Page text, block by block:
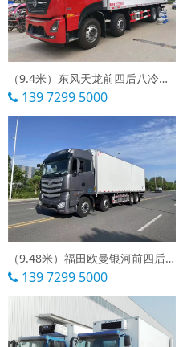
（9.4米）东风天龙前四后八冷藏车
139 7299 5000
（9.48米）福田欧曼银河前四后八冷藏车
139 7299 5000